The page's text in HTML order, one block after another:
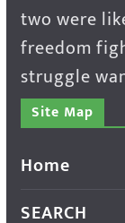
two were
freedom
struggle
Site Map
Home
SEARCH